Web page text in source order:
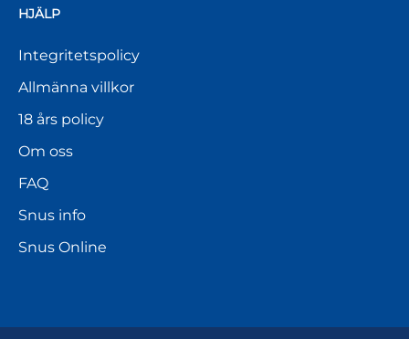
HJÄLP
Integritetspolicy
Allmänna villkor
18 års policy
Om oss
FAQ
Snus info
Snus Online